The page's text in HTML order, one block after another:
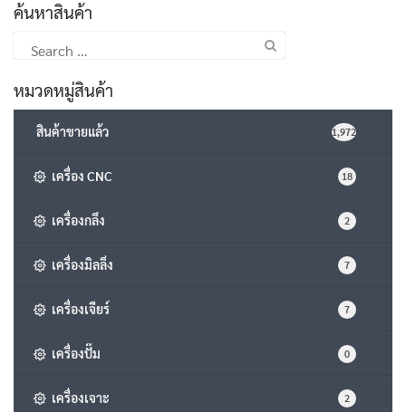
ค้นหาสินค้า
for:
หมวดหมู่สินค้า
สินค้าขายแล้ว 1,972
เครื่อง CNC 18
เครื่องกลึง 2
เครื่องมิลลิ่ง 7
เครื่องเจียร์ 7
เครื่องปั๊ม 0
เครื่องเจาะ 2